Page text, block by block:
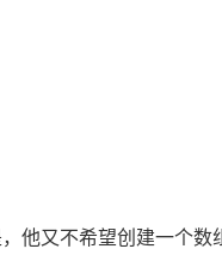
他又不希望创建一个数